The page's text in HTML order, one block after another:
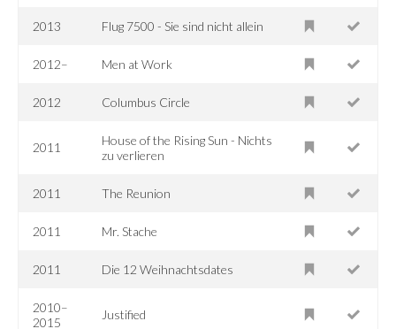
2013 Flug 7500 - Sie sind nicht allein
2012– Men at Work
2012 Columbus Circle
2011
House of the Rising Sun - Nichts
zu verlieren
2011 The Reunion
2011 Mr. Stache
2011 Die 12 Weihnachtsdates
2010–
2015
Justified